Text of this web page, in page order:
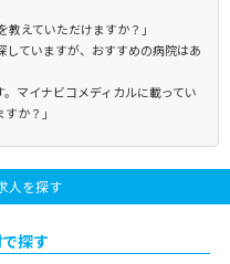
教えていただけますか？」
ていますが、おすすめの病院はあ
マイナビコメディカルに載ってい
か？」
人を探す
探す